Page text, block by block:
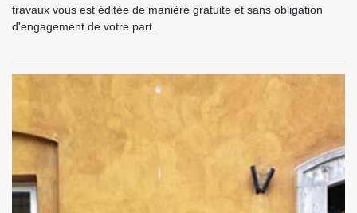
travaux vous est éditée de manière gratuite et sans obligation
d'engagement de votre part.